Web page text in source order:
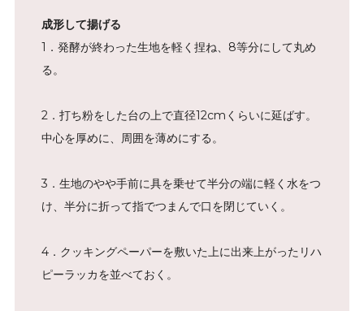
成形して揚げる
1．発酵が終わった生地を軽く捏ね、8等分にして丸め
る。
2．打ち粉をした台の上で直径12cmくらいに延ばす。
中心を厚めに、周囲を薄めにする。
3．生地のやや手前に具を乗せて半分の端に軽く水をつ
け、半分に折って指でつまんで口を閉じていく。
4．クッキングペーパーを敷いた上に出来上がったリハ
ピーラッカを並べておく。